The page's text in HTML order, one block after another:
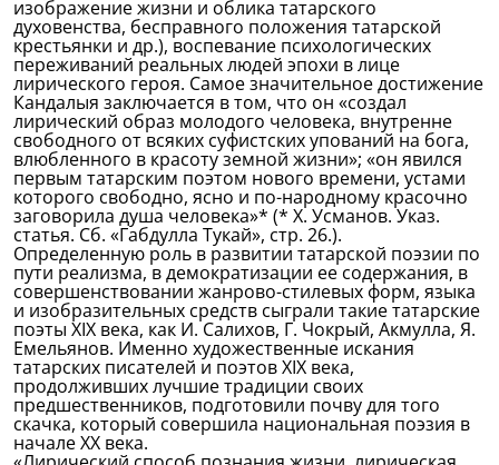
изображение жизни и облика татарского
духовенства, бесправного положения татарской
крестьянки и др.), воспевание психологических
переживаний реальных людей эпохи в лице
лирического героя. Самое значительное достижение
Кандалыя заключается в том, что он «создал
лирический образ молодого человека, внутренне
свободного от всяких суфистских упований на бога,
влюбленного в красоту земной жизни»; «он явился
первым татарским поэтом нового времени, устами
которого свободно, ясно и по-народному красочно
заговорила душа человека»* (* X. Усманов. Указ.
статья. Сб. «Габдулла Тукай», стр. 26.).
Определенную роль в развитии татарской поэзии по
пути реализма, в демократизации ее содержания, в
совершенствовании жанрово-стилевых форм, языка
и изобразительных средств сыграли такие татарские
поэты XIX века, как И. Салихов, Г. Чокрый, Акмулла, Я.
Емельянов. Именно художественные искания
татарских писателей и поэтов XIX века,
продолживших лучшие традиции своих
предшественников, подготовили почву для того
скачка, который совершила национальная поэзия в
начале XX века.